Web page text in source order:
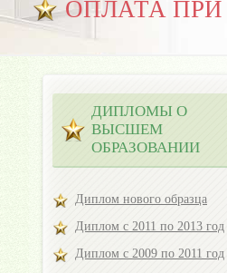
ОПЛАТА
ДИПЛОМЫ О
ВЫСШЕМ
ОБРАЗОВАНИИ
Диплом нового образца
Диплом с 2011 по 2013 год
Диплом с 2009 по 2011 год